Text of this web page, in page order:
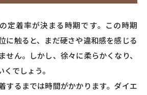
定着率が決まる時期です。この時期
に触ると、まだ硬さや違和感を感じる
せん。しかし、徐々に柔らかくなり、
でしょう。
するまでは時間がかかります。ダイエ